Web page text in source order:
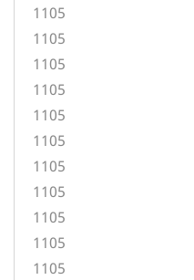
1105
1105
1105
1105
1105
1105
1105
1105
1105
1105
1105